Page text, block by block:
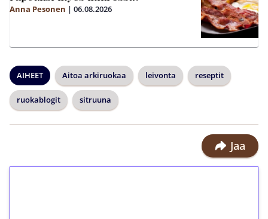
Anna Pesonen | 06.08.2026
AIHEET Aitoa arkiruokaa leivonta reseptit
ruokablogit sitruuna
Jaa